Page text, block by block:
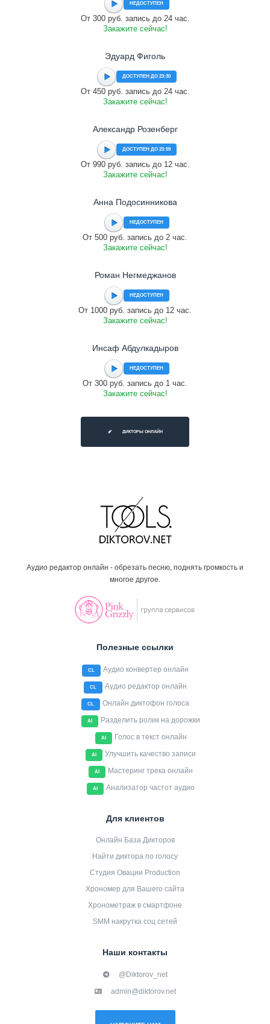
НЕДОСТУПЕН
От 300 руб. запись до 24 час.
Закажите сейчас!
Эдуард Фиголь
ДОСТУПЕН ДО 23:30
От 450 руб. запись до 24 час.
Закажите сейчас!
Александр Розенберг
ДОСТУПЕН ДО 23:59
От 990 руб. запись до 12 час.
Закажите сейчас!
Анна Подосинникова
НЕДОСТУПЕН
От 500 руб. запись до 2 час.
Закажите сейчас!
Роман Негмеджанов
НЕДОСТУПЕН
От 1000 руб. запись до 12 час.
Закажите сейчас!
Инсаф Абдулкадыров
НЕДОСТУПЕН
От 300 руб. запись до 1 час.
Закажите сейчас!
ДИКТОРЫ ОНЛАЙН
Аудио редактор онлайн - обрезать песню, поднять громкость и
многое другое.
Полезные ссылки
CL Аудио конвертер онлайн
CL Аудио редактор онлайн
CL Онлайн диктофон голоса
AI Разделить ролик на дорожки
AI Голос в текст онлайн
AI Улучшить качество записи
AI Мастеринг трека онлайн
AI Анализатор частот аудио
Для клиентов
Онлайн База Дикторов
Найти диктора по голосу
Студия Овации Production
Хрономер для Вашего сайта
Хронометраж в смартфоне
SMM накрутка соц сетей
Наши контакты
@Diktorov_net
admin@diktorov.net